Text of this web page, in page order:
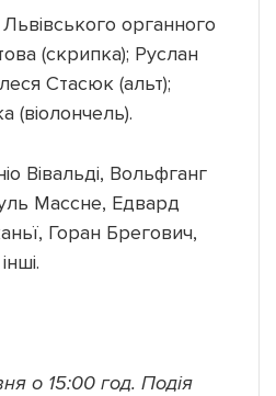
органного
(скрипка); Руслан
Стасюк (альт);
(віолончель).
Вівальді, Вольфганг
Массне, Едвард
Горан Брегович,
о 15:00 год. Подія